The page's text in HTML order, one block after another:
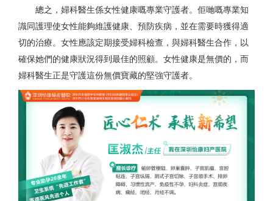
總之，婦科醫生係女性健康嘅專業守護者。佢哋嘅專業知
識同護理使女性能夠維護健康、預防疾病，並在需要時獲得適
切的治療。女性應該定期接受婦科檢查，與婦科醫生合作，以
確保她們的健康狀況得到最佳的照顧。女性健康是無價的，而
婦科醫生正是守護這份無價寶藏的堅強守護者。